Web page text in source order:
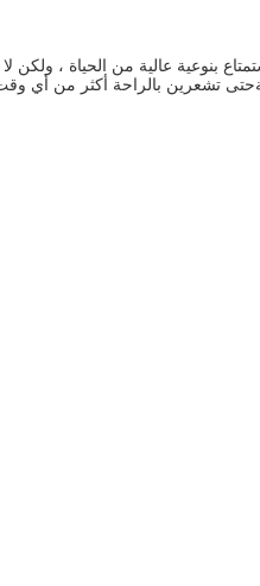
بنوعية عالية من الحياة ، ولكن
تشعرين بالراحة أكثر من أي